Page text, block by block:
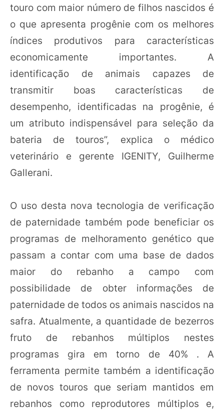
touro com maior número de filhos nascidos é
o que apresenta progênie com os melhores
índices produtivos para características
economicamente importantes. A
identificação de animais capazes de
transmitir boas características de
desempenho, identificadas na progênie, é
um atributo indispensável para seleção da
bateria de touros”, explica o médico
veterinário e gerente IGENITY, Guilherme
Gallerani.
O uso desta nova tecnologia de verificação
de paternidade também pode beneficiar os
programas de melhoramento genético que
passam a contar com uma base de dados
maior do rebanho a campo com
possibilidade de obter informações de
paternidade de todos os animais nascidos na
safra. Atualmente, a quantidade de bezerros
fruto de rebanhos múltiplos nestes
programas gira em torno de 40% . A
ferramenta permite também a identificação
de novos touros que seriam mantidos em
rebanhos como reprodutores múltiplos e,